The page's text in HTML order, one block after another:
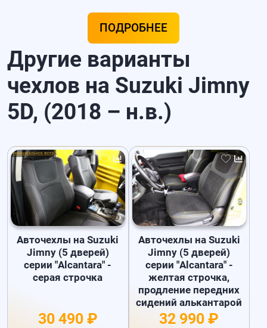
ПОДРОБНЕЕ
Другие варианты
чехлов на Suzuki Jimny
5D, (2018 – н.в.)
Авточехлы на Suzuki
Jimny (5 дверей)
серии "Alcantara" -
серая строчка
30 490 ₽
Авточехлы на Suzuki
Jimny (5 дверей)
серии "Alcantara" -
желтая строчка,
продление передних
сидений алькантарой
32 990 ₽